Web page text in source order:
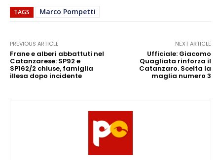
TAGS Marco Pompetti
PREVIOUS ARTICLE
Frane e alberi abbattuti nel
Catanzarese: SP92 e
SP162/2 chiuse, famiglia
illesa dopo incidente
NEXT ARTICLE
Ufficiale: Giacomo
Quagliata rinforza il
Catanzaro. Scelta la
maglia numero 3